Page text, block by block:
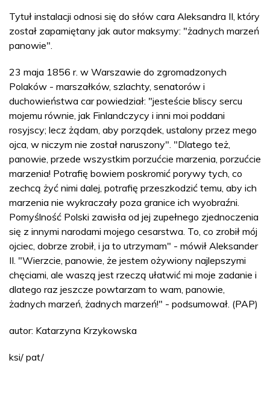
Tytuł instalacji odnosi się do słów cara Aleksandra II, który
został zapamiętany jak autor maksymy: "żadnych marzeń
panowie".
23 maja 1856 r. w Warszawie do zgromadzonych
Polaków - marszałków, szlachty, senatorów i
duchowieństwa car powiedział: "jesteście bliscy sercu
mojemu równie, jak Finlandczycy i inni moi poddani
rosyjscy; lecz żądam, aby porządek, ustalony przez mego
ojca, w niczym nie został naruszony". "Dlatego też,
panowie, przede wszystkim porzućcie marzenia, porzućcie
marzenia! Potrafię bowiem poskromić porywy tych, co
zechcą żyć nimi dalej, potrafię przeszkodzić temu, aby ich
marzenia nie wykraczały poza granice ich wyobraźni.
Pomyślność Polski zawisła od jej zupełnego zjednoczenia
się z innymi narodami mojego cesarstwa. To, co zrobił mój
ojciec, dobrze zrobił, i ja to utrzymam" - mówił Aleksander
II. "Wierzcie, panowie, że jestem ożywiony najlepszymi
chęciami, ale waszą jest rzeczą ułatwić mi moje zadanie i
dlatego raz jeszcze powtarzam to wam, panowie,
żadnych marzeń, żadnych marzeń!" - podsumował. (PAP)
autor: Katarzyna Krzykowska
ksi/ pat/